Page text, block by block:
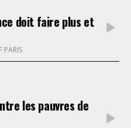
faire plus et
PARIS
les pauvres de